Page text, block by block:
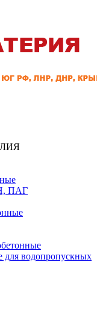
ПАГ
для водопропускных